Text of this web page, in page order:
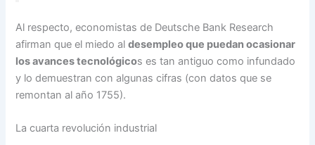
Al respecto, economistas de Deutsche Bank Research
afirman que el miedo aldesempleo que puedan ocasionar
los avances tecnológicos es tan antiguo como infundado
y lo demuestran con algunas cifras (con datos que se
remontan al año 1755).
La cuarta revolución industrial